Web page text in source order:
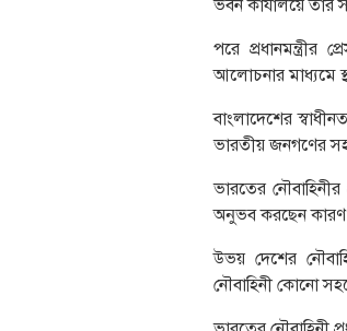
ভবন কার্যালয়ে তার
পরে প্রধানমন্ত্রীর
আলোচনার মাধ্যমে
বাংলাদেশের
ভারতীয় জনগণের
ভারতের
অনুভব করছেন কারণ
উভয় দেশের
নৌবাহিনী কোনো